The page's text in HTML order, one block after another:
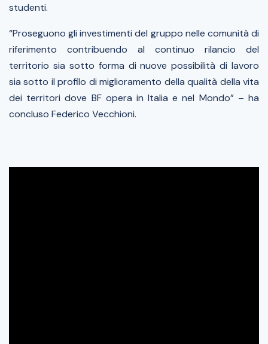
studenti.
“Proseguono gli investimenti del gruppo nelle comunità di
riferimento contribuendo al continuo rilancio del
territorio sia sotto forma di nuove possibilità di lavoro
sia sotto il profilo di miglioramento della qualità della vita
dei territori dove BF opera in Italia e nel Mondo” – ha
concluso Federico Vecchioni.